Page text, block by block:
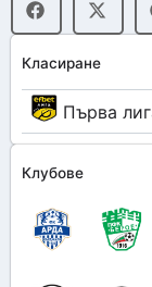
Класиране
Първа
Клубове